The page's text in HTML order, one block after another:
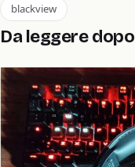
blackview
Da leggere dopo